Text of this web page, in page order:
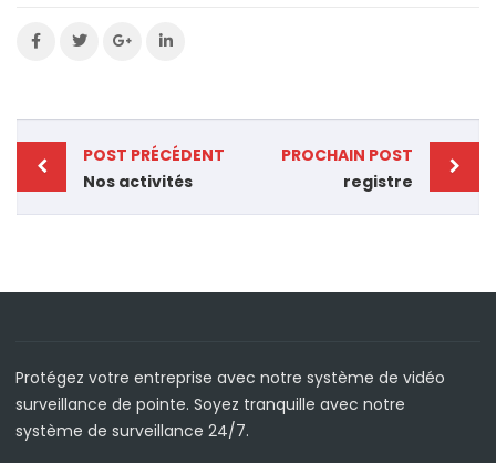
POST PRÉCÉDENT
Nos activités
PROCHAIN POST
registre
Protégez votre entreprise avec notre système de vidéo
surveillance de pointe. Soyez tranquille avec notre
système de surveillance 24/7.